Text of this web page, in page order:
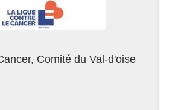
Comité du Val-d'oise